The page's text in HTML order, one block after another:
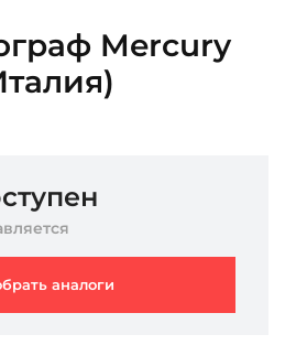
Mercury
аналоги